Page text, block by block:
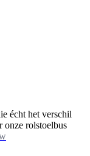
écht het verschil
onze rolstoelbus